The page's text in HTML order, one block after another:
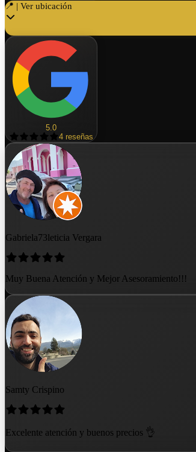
📍 | Ver ubicación
5.0
4 reseñas
Gabriela73leticia Vergara
Muy Buena Atención y Mejor Asesoramiento!!!
Samty Crispino
Excelente atención y buenos precios 👌